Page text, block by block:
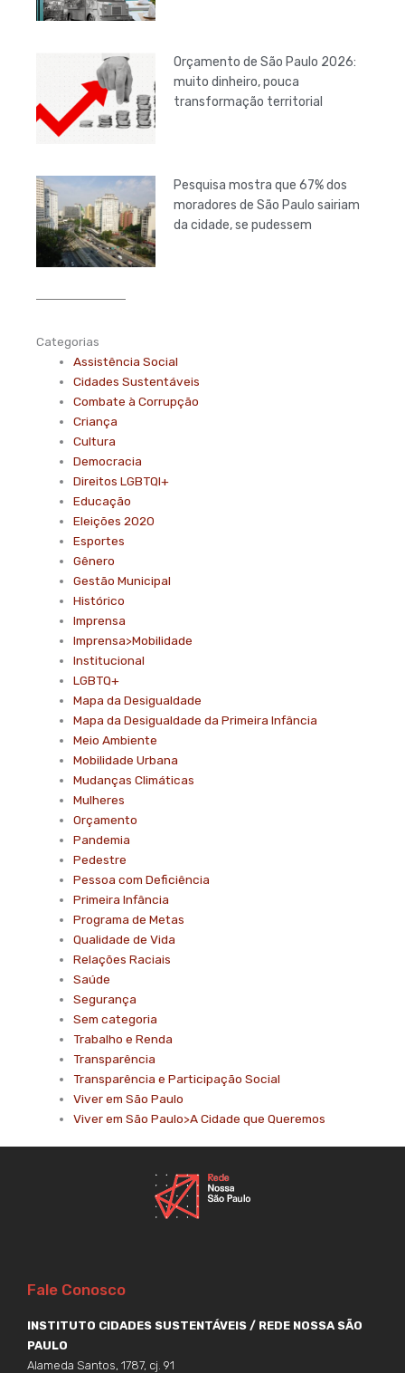
Orçamento de São Paulo 2026:
muito dinheiro, pouca
transformação territorial
Pesquisa mostra que 67% dos
moradores de São Paulo sairiam
da cidade, se pudessem
Categorias
Assistência Social
Cidades Sustentáveis
Combate à Corrupção
Criança
Cultura
Democracia
Direitos LGBTQI+
Educação
Eleições 2020
Esportes
Gênero
Gestão Municipal
Histórico
Imprensa
Imprensa>Mobilidade
Institucional
LGBTQ+
Mapa da Desigualdade
Mapa da Desigualdade da Primeira Infância
Meio Ambiente
Mobilidade Urbana
Mudanças Climáticas
Mulheres
Orçamento
Pandemia
Pedestre
Pessoa com Deficiência
Primeira Infância
Programa de Metas
Qualidade de Vida
Relações Raciais
Saúde
Segurança
Sem categoria
Trabalho e Renda
Transparência
Transparência e Participação Social
Viver em São Paulo
Viver em São Paulo>A Cidade que Queremos
Fale Conosco
INSTITUTO CIDADES SUSTENTÁVEIS / REDE NOSSA SÃO
PAULO
Alameda Santos, 1787, cj. 91